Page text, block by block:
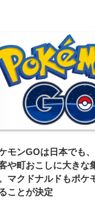
モンGOは日本でも
や町おこしに大きな
マクドナルドもポケ
ことが決定